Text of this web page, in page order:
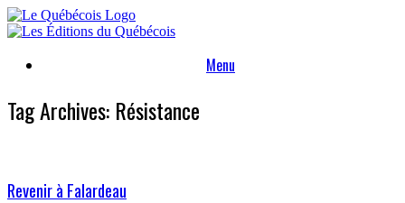
Skip
to
Menu
Tag Archives: Résistance
Revenir à Falardeau